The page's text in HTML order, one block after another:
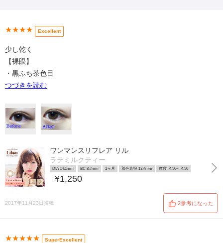
★★★★ Excellent
少し乾く
【裸眼】
・黒ふち茶色目
つづきを読む
ワンマンスリフレア リル
ラテミルクティー
DIA 14.1mm BC 8.7mm 1ヶ月 着色直径 13.4mm 度数 -4.50~ -4.50
¥1,250
2017年11月23日投稿 2参考になった
★★★★★ SuperExcellent